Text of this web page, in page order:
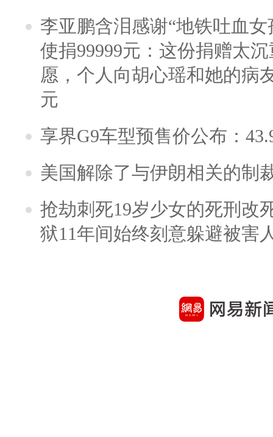
李亚鹏含泪感谢“地铁吐血
使捐99999元：这份捐赠太
愿，个人向胡心瑶和她的病
元
享界G9车型预售价公布：
美国解除了与伊朗相关的制
抢劫刺死19岁少女的死刑改
狱11年间始终刻意躲避被害